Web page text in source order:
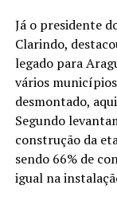
Já o presidente
Clarindo,
legado para
vários
desmontado,
Segundo
construção da
sendo 66% de
igual na